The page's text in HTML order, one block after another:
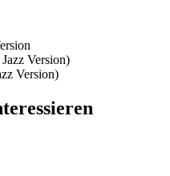
Version)
Version)